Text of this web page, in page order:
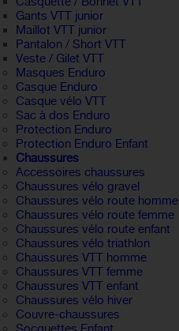
Gants VTT junior
Maillot VTT junior
Pantalon / Short VTT
Veste / Gilet VTT
Masques Enduro
Casque Enduro
Casque vélo VTT
Sac à dos Enduro
Protection Enduro
Protection Enduro Enfant
Chaussures
Accessoires chaussures
Chaussures vélo gravel
Chaussures vélo route homme
Chaussures vélo route femme
Chaussures vélo route enfant
Chaussures vélo triathlon
Chaussures VTT homme
Chaussures VTT femme
Chaussures VTT enfant
Chaussures vélo hiver
Couvre-chaussures